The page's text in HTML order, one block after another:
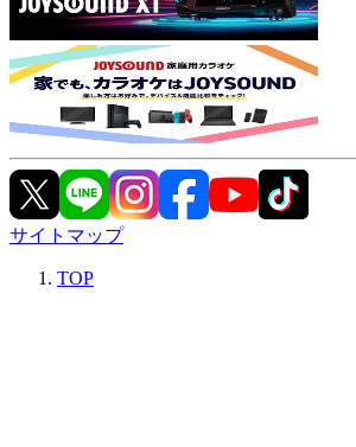
サイトマップ
TOP